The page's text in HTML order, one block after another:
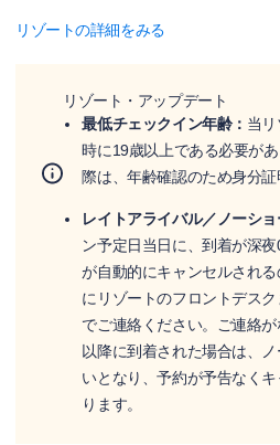
リゾートの詳細をみる
リゾート・アップデート
最低チェックイン年齢： 当
時に19歳以上である必要が
際は、年齢確認のため身分証
レイトアライバル／ノーショ
ン予定日当日に、到着が深
が自動的にキャンセルされ
にリゾートのフロントデス
でご連絡ください。ご連絡
以降に到着された場合は、
いとなり、予約が予告なく
ります。